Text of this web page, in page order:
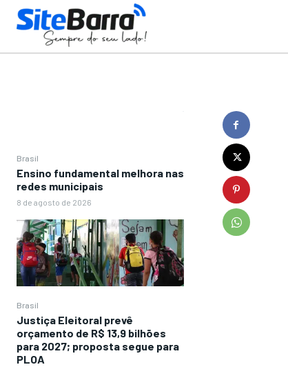
Brasil
Ensino fundamental melhora nas
redes municipais
8 de agosto de 2026
Brasil
Justiça Eleitoral prevê
orçamento de R$ 13,9 bilhões
para 2027; proposta segue para
PLOA